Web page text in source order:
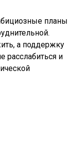
планы
а поддержку
расслабиться и